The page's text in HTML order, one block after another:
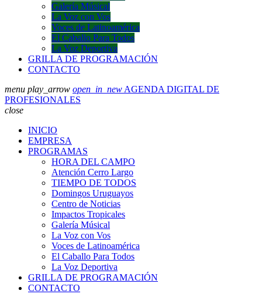
Galería Músical
La Voz con Vos
Voces de Latinoamérica
El Caballo Para Todos
La Voz Deportiva
GRILLA DE PROGRAMACIÓN
CONTACTO
menu play_arrow open_in_new AGENDA DIGITAL DE
PROFESIONALES
close
INICIO
EMPRESA
PROGRAMAS
HORA DEL CAMPO
Atención Cerro Largo
TIEMPO DE TODOS
Domingos Uruguayos
Centro de Noticias
Impactos Tropicales
Galería Músical
La Voz con Vos
Voces de Latinoamérica
El Caballo Para Todos
La Voz Deportiva
GRILLA DE PROGRAMACIÓN
CONTACTO